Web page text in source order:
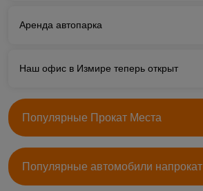
Аренда автопарка
Наш офис в Измире теперь открыт
Популярные Прокат Места
Популярные автомобили напрокат